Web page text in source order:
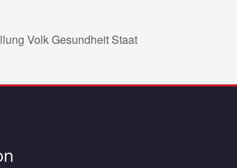
Volk Gesundheit Staat